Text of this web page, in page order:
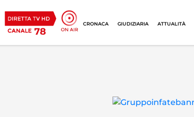
CRONACA GIUDIZIARIA ATTUALITÀ